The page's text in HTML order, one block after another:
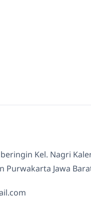
Kel. Nagri
Purwakarta Jawa